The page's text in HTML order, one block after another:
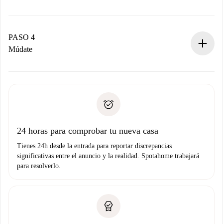
contacto con el propietario.
Si es rechazada: No te haremos ningún cargo y te
Prueba de solvencia
PASO 4
Múdate
no nos comunicas ningún problema.
24 horas para comprobar tu nueva casa
Tienes 24h desde la entrada para reportar discrepancias
significativas entre el anuncio y la realidad. Spotahome trabajará
para resolverlo.